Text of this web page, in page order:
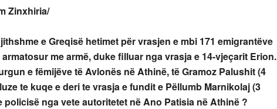
Zinxhiria/
e Greqisë hetimet për vrasjen e mbi 171 emigrantëve
me armë, duke filluar nga vrasja e 14-vjeçarit Erion.
e fëmijëve të Avlonës në Athinë, të Gramoz Palushit (4
te kuqe e deri te vrasja e fundit e Pëllumb Marnikolaj (3
policisë nga vete autoritetet në Ano Patisia në Athinë ?